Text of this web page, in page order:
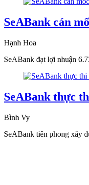
SeABank cán
Hạnh Hoa
SeABank đạt lợi nhuận
SeABank thực
Bình Vy
SeABank tiên phong xây